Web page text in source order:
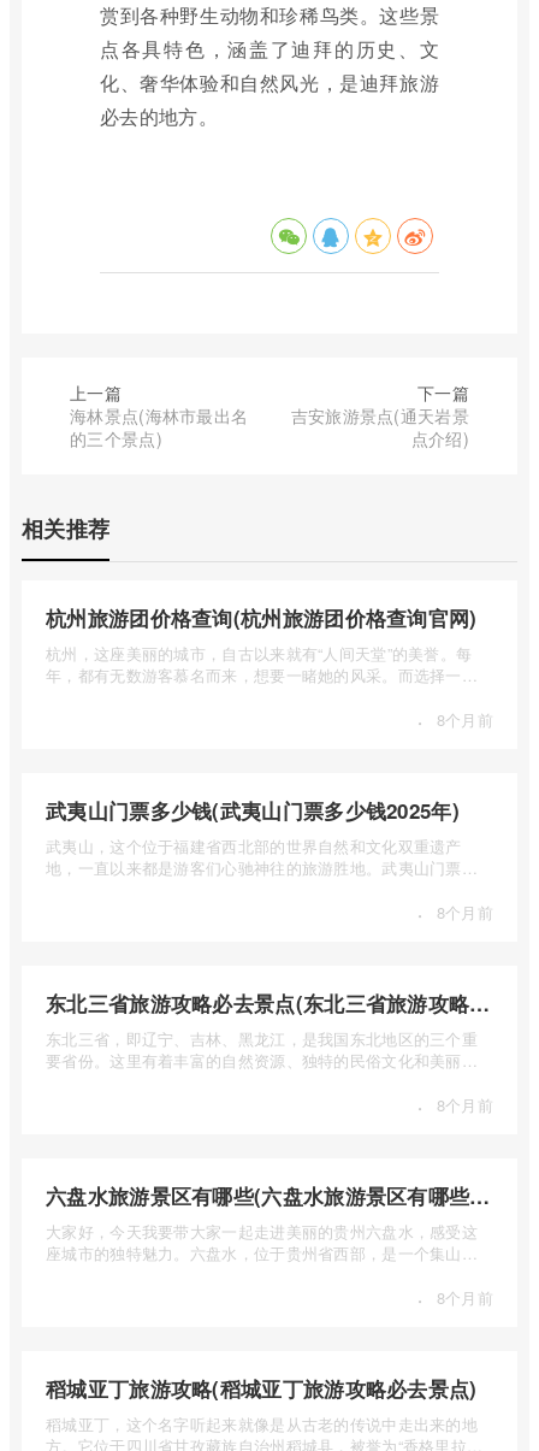
赏到各种野生动物和珍稀鸟类。这些景
点各具特色，涵盖了迪拜的历史、文
化、奢华体验和自然风光，是迪拜旅游
必去的地方。
上一篇
海林景点(海林市最出名
的三个景点)
下一篇
吉安旅游景点(通天岩景
点介绍)
相关推荐
杭州旅游团价格查询(杭州旅游团价格查询官网)
杭州，这座美丽的城市，自古以来就有“人间天堂”的美誉。每
年，都有无数游客慕名而来，想要一睹她的风采。而选择一个
· 8个月前
武夷山门票多少钱(武夷山门票多少钱2025年)
武夷山，这个位于福建省西北部的世界自然和文化双重遗产
地，一直以来都是游客们心驰神往的旅游胜地。武夷山门票多
· 8个月前
东北三省旅游攻略必去景点(东北三省旅游攻略必去景点视频介绍)
东北三省，即辽宁、吉林、黑龙江，是我国东北地区的三个重
要省份。这里有着丰富的自然资源、独特的民俗文化和美丽的
· 8个月前
六盘水旅游景区有哪些(六盘水旅游景区有哪些景点值得去)
大家好，今天我要带大家一起走进美丽的贵州六盘水，感受这
座城市的独特魅力。六盘水，位于贵州省西部，是一个集山水
· 8个月前
稻城亚丁旅游攻略(稻城亚丁旅游攻略必去景点)
稻城亚丁，这个名字听起来就像是从古老的传说中走出来的地
方。它位于四川省甘孜藏族自治州稻城县，被誉为“香格里拉的